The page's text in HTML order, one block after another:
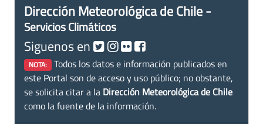
Dirección Meteorológica de Chile -
Servicios Climáticos
Siguenos en
NOTA: Todos los datos e información publicados en
este Portal son de acceso y uso público; no obstante,
se solicita citar a la Dirección Meteorológica de Chile
como la fuente de la información.